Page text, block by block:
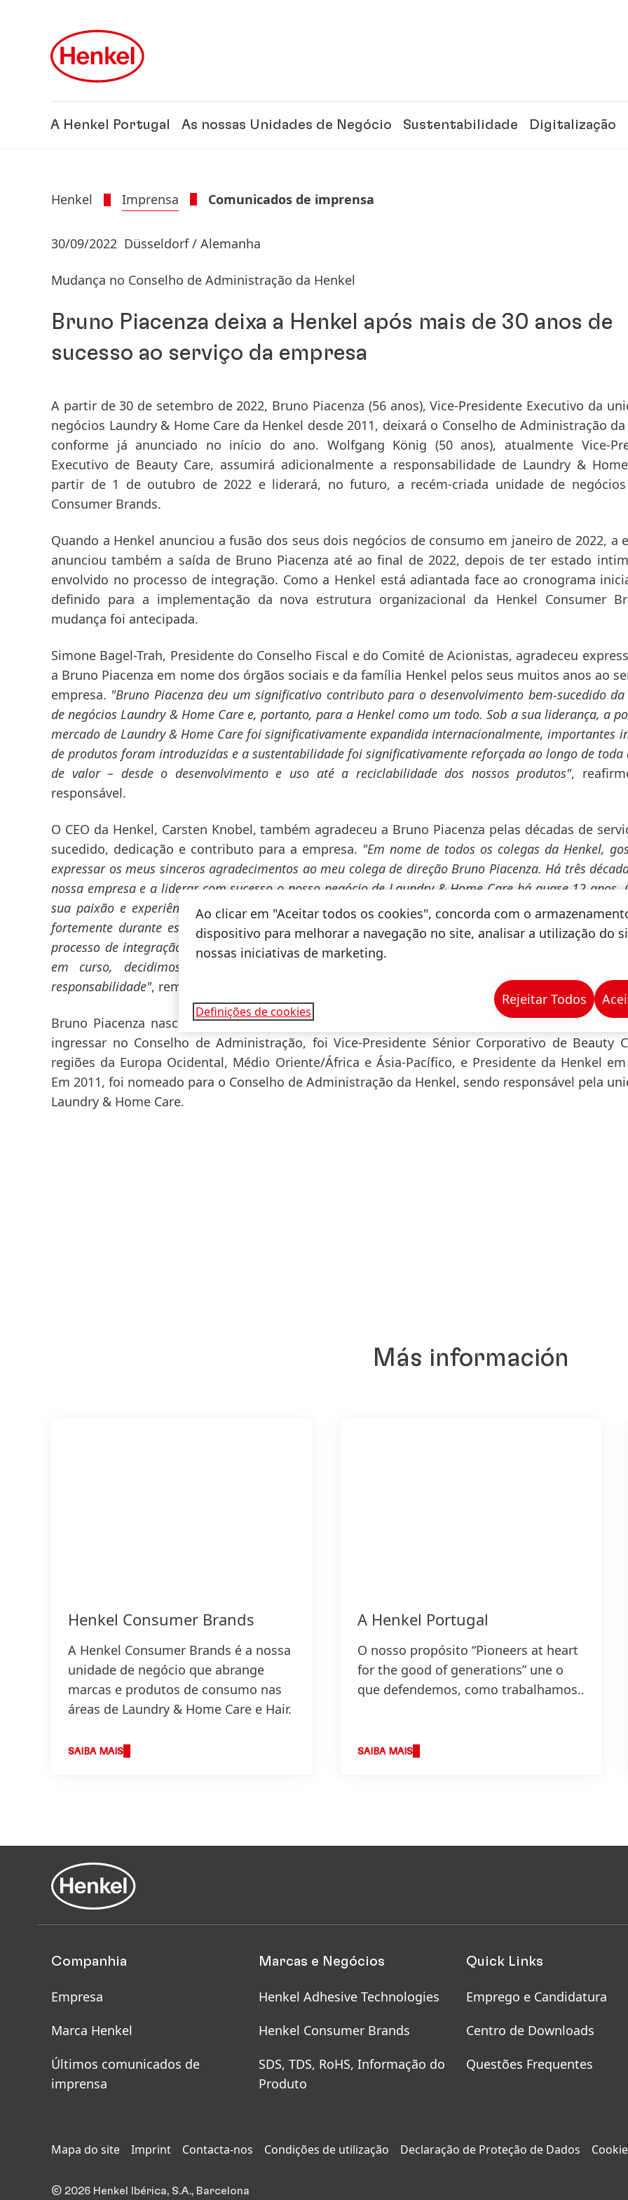
A Henkel Portugal As nossas Unidades de Negócio Sustentabilidade Digitalização
Henkel Imprensa Comunicados de imprensa
30/09/2022 Düsseldorf / Alemanha
Mudança no Conselho de Administração da Henkel
Bruno Piacenza deixa a Henkel após mais de 30 anos de
sucesso ao serviço da empresa
A partir de 30 de setembro de 2022, Bruno Piacenza (56 anos), Vice-Presidente Executivo da
negócios Laundry & Home Care da Henkel desde 2011, deixará o Conselho de Administração
conforme já anunciado no início do ano. Wolfgang König (50 anos), atualmente Vice-
Executivo de Beauty Care, assumirá adicionalmente a responsabilidade de Laundry &
partir de 1 de outubro de 2022 e liderará, no futuro, a recém-criada unidade de negócios
Consumer Brands.
Quando a Henkel anunciou a fusão dos seus dois negócios de consumo em janeiro de 2022, a
anunciou também a saída de Bruno Piacenza até ao final de 2022, depois de ter estado
envolvido no processo de integração. Como a Henkel está adiantada face ao cronograma
definido para a implementação da nova estrutura organizacional da Henkel Consumer
mudança foi antecipada.
Simone Bagel-Trah, Presidente do Conselho Fiscal e do Comité de Acionistas, agradeceu
a Bruno Piacenza em nome dos órgãos sociais e da família Henkel pelos seus muitos anos ao
empresa. "Bruno Piacenza deu um significativo contributo para o desenvolvimento bem-sucedido
de negócios Laundry & Home Care e, portanto, para a Henkel como um todo. Sob a sua liderança, a
mercado de Laundry & Home Care foi significativamente expandida internacionalmente, importantes
de produtos foram introduzidas e a sustentabilidade foi significativamente reforçada ao longo de toda
de valor – desde o desenvolvimento e uso até a reciclabilidade dos nossos produtos",
responsável.
O CEO da Henkel, Carsten Knobel, também agradeceu a Bruno Piacenza pelas décadas de
sucedido, dedicação e contributo para a empresa. "Em nome de todos os colegas da Henkel,
expressar os meus sinceros agradecimentos ao meu colega de direção Bruno Piacenza. Há três
nossa empresa e a liderar com sucesso o nosso negócio de Laundry & Home Care há quase 12 anos.
sua paixão e experiência, as nossas marcas de topo e toda a unidade de negócio
fortemente durante este tempo. Também gostaria de agradecer-lhe expressamente pelo seu
processo de integração em curso da Henkel Consumer Brands. Devido ao bom progresso feito na
em curso, decidimos em conjunto que é agora o momento apropriado para uma
responsabilidade", rematou este responsável.
Bruno Piacenza nasceu em França e iniciou a sua carreira profissional na Henkel em 1990.
ingressar no Conselho de Administração, foi Vice-Presidente Sénior Corporativo de Beauty
regiões da Europa Ocidental, Médio Oriente/África e Ásia-Pacífico, e Presidente da Henkel em
Em 2011, foi nomeado para o Conselho de Administração da Henkel, sendo responsável pela
Laundry & Home Care.
Más información
Henkel Consumer Brands
A Henkel Consumer Brands é a nossa
unidade de negócio que abrange
marcas e produtos de consumo nas
áreas de Laundry & Home Care e Hair.
SAIBA MAIS
A Henkel Portugal
O nosso propósito “Pioneers at heart
for the good of generations” une o
que defendemos, como trabalhamos
SAIBA MAIS
Companhia
Empresa
Marca Henkel
Últimos comunicados de
imprensa
Marcas e Negócios
Henkel Adhesive Technologies
Henkel Consumer Brands
SDS, TDS, RoHS, Informação do
Produto
Quick Links
Emprego e Candidatura
Centro de Downloads
Questões Frequentes
Mapa do site Imprint Contacta-nos Condições de utilização Declaração de Proteção de Dados
© 2026 Henkel Ibérica, S.A., Barcelona
Ao clicar em "Aceitar todos os cookies", concorda com o
dispositivo para melhorar a navegação no site, analisar a utilização do
nossas iniciativas de marketing.
Definições de cookies
Rejeitar Todos